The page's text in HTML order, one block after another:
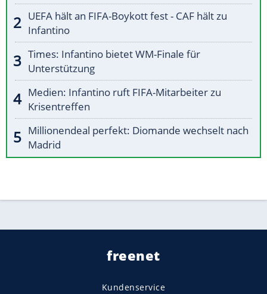
UEFA hält an FIFA-Boykott fest - CAF hält zu
Infantino
Times: Infantino bietet WM-Finale für
Unterstützung
Medien: Infantino ruft FIFA-Mitarbeiter zu
Krisentreffen
Millionendeal perfekt: Diomande wechselt nach
Madrid
freenet
Kundenservice